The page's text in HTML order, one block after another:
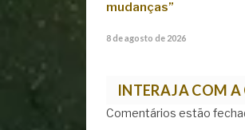
mudanças”
8 de agosto de 2026
INTERAJA COM A
Comentários estão